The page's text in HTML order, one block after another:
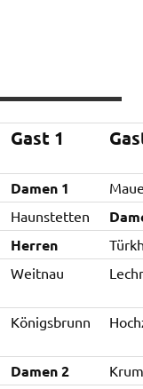
Gast 1
Damen 1
Haunstetten
Herren
Weitnau
Königsbrunn
Damen 2